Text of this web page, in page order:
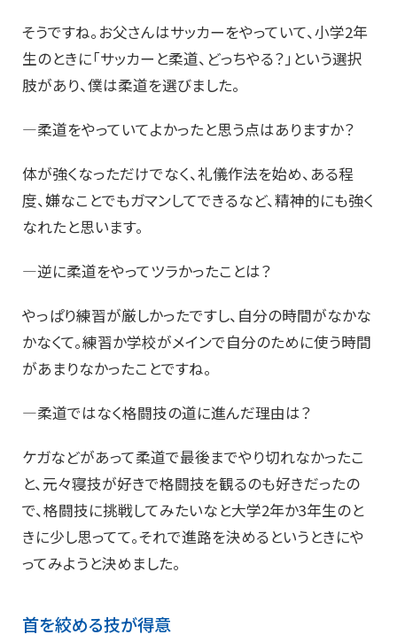
そうですね。お父さんはサッカーをやっていて、小学2年
生のときに「サッカーと柔道、どっちやる？」という選択
肢があり、僕は柔道を選びました。
―柔道をやっていてよかったと思う点はありますか？
体が強くなっただけでなく、礼儀作法を始め、ある程
度、嫌なことでもガマンしてできるなど、精神的にも強く
なれたと思います。
―逆に柔道をやってツラかったことは？
やっぱり練習が厳しかったですし、自分の時間がなかな
かなくて。練習か学校がメインで自分のために使う時間
があまりなかったことですね。
―柔道ではなく格闘技の道に進んだ理由は？
ケガなどがあって柔道で最後までやり切れなかったこ
と、元々寝技が好きで格闘技を観るのも好きだったの
で、格闘技に挑戦してみたいなと大学2年か3年生のと
きに少し思ってて。それで進路を決めるというときにや
ってみようと決めました。
首を絞める技が得意